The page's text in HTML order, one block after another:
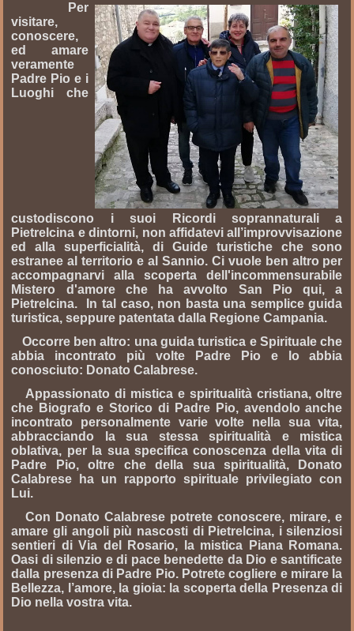
Per
visitare,
conoscere,
ed amare
veramente
Padre Pio e i
Luoghi che
custodiscono i suoi Ricordi soprannaturali a
Pietrelcina e dintorni, non affidatevi all’improvvisazione
ed alla superficialità, di Guide turistiche che sono
estranee al territorio e al Sannio. Ci vuole ben altro per
accompagnarvi alla scoperta dell'incommensurabile
Mistero d'amore che ha avvolto San Pio qui, a
Pietrelcina. In tal caso, non basta una semplice guida
turistica, seppure patentata dalla Regione Campania.
Occorre ben altro: una guida turistica e Spirituale che
abbia incontrato più volte Padre Pio e lo abbia
conosciuto: Donato Calabrese.
Appassionato di mistica e spiritualità cristiana, oltre
che Biografo e Storico di Padre Pio, avendolo anche
incontrato personalmente varie volte nella sua vita,
abbracciando la sua stessa spiritualità e mistica
oblativa, per la sua specifica conoscenza della vita di
Padre Pio, oltre che della sua spiritualità, Donato
Calabrese ha un rapporto spirituale privilegiato con
Lui.
Con Donato Calabrese potrete conoscere, mirare, e
amare gli angoli più nascosti di Pietrelcina, i silenziosi
sentieri di Via del Rosario, la mistica Piana Romana.
Oasi di silenzio e di pace benedette da Dio e santificate
dalla presenza di Padre Pio. Potrete cogliere e mirare la
Bellezza, l’amore, la gioia: la scoperta della Presenza di
Dio nella vostra vita.